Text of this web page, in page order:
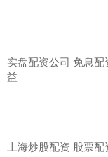
实盘配资公司 免息
益
上海炒股配资 股票